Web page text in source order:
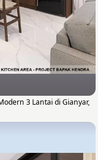
3 Lantai di Gianyar,